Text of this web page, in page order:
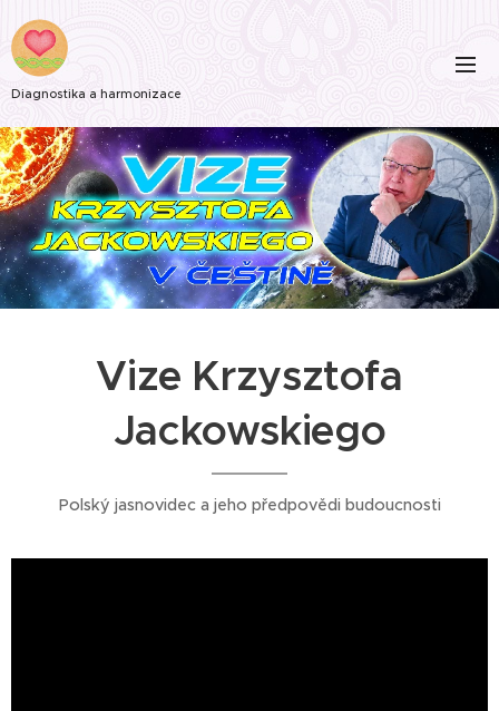
Diagnostika a harmonizace
Vize Krzysztofa
Jackowskiego
Polský jasnovidec a jeho předpovědi budoucnosti